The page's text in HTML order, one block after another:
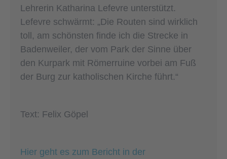
Lehrerin Katharina Lefevre unterstützt.
Lefevre schwärmt: „Die Routen sind wirklich
toll, am schönsten finde ich die Strecke in
Badenweiler, der vom Park der Sinne über
den Kurpark mit Römerruine vorbei am Fuß
der Burg zur katholischen Kirche führt.“
Text: Felix Göpel
Hier geht es zum Bericht in der